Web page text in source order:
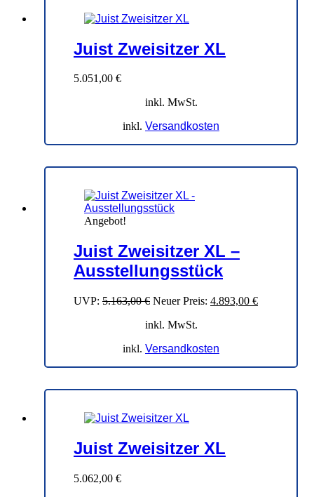
Juist Zweisitzer XL
5.051,00 €
inkl. MwSt.
inkl. Versandkosten
Angebot!
Juist Zweisitzer XL –
Ausstellungsstück
UVP: 5.163,00 € Ursprünglicher
war:
Neuer Preis: 4.893,00 €Aktueller
inkl. MwSt.
inkl. Versandkosten
Juist Zweisitzer XL
5.062,00 €